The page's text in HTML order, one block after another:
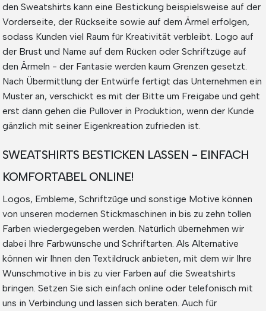
den Sweatshirts kann eine Bestickung beispielsweise auf der
Vorderseite, der Rückseite sowie auf dem Ärmel erfolgen,
sodass Kunden viel Raum für Kreativität verbleibt. Logo auf
der Brust und Name auf dem Rücken oder Schriftzüge auf
den Ärmeln - der Fantasie werden kaum Grenzen gesetzt.
Nach Übermittlung der Entwürfe fertigt das Unternehmen ein
Muster an, verschickt es mit der Bitte um Freigabe und geht
erst dann gehen die Pullover in Produktion, wenn der Kunde
gänzlich mit seiner Eigenkreation zufrieden ist.
SWEATSHIRTS BESTICKEN LASSEN - EINFACH
KOMFORTABEL ONLINE!
Logos, Embleme, Schriftzüge und sonstige Motive können
von unseren modernen Stickmaschinen in bis zu zehn tollen
Farben wiedergegeben werden. Natürlich übernehmen wir
dabei Ihre Farbwünsche und Schriftarten. Als Alternative
können wir Ihnen den Textildruck anbieten, mit dem wir Ihre
Wunschmotive in bis zu vier Farben auf die Sweatshirts
bringen. Setzen Sie sich einfach online oder telefonisch mit
uns in Verbindung und lassen sich beraten. Auch für